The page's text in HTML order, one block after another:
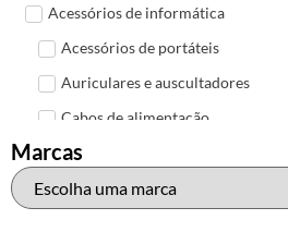
Acessórios de informática
Acessórios de portáteis
Auriculares e auscultadores
Cabos de alimentação
Colunas de Som
Hubs
Marcas